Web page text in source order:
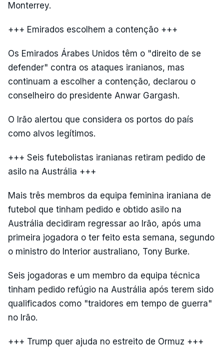
Monterrey.
+++ Emirados escolhem a contenção +++
Os Emirados Árabes Unidos têm o "direito de se
defender" contra os ataques iranianos, mas
continuam a escolher a contenção, declarou o
conselheiro do presidente Anwar Gargash.
O Irão alertou que considera os portos do país
como alvos legítimos.
+++ Seis futebolistas iranianas retiram pedido de
asilo na Austrália +++
Mais três membros da equipa feminina iraniana de
futebol que tinham pedido e obtido asilo na
Austrália decidiram regressar ao Irão, após uma
primeira jogadora o ter feito esta semana, segundo
o ministro do Interior australiano, Tony Burke.
Seis jogadoras e um membro da equipa técnica
tinham pedido refúgio na Austrália após terem sido
qualificados como "traidores em tempo de guerra"
no Irão.
+++ Trump quer ajuda no estreito de Ormuz +++